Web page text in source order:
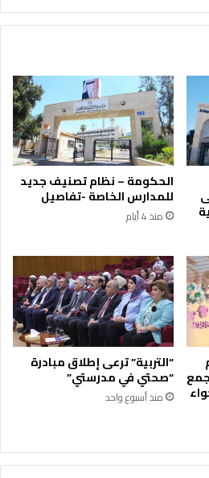
الحكومة – نظام تصنيف جديد
للمدارس الخاصة -تفاصيل
منذ 4 أيام
“التربية” ترعى إطلاق مبادرة
“صحتي في مدرستي”
منذ أسبوع واحد